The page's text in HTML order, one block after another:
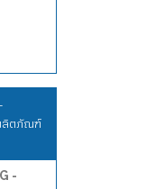
ลิตภัณฑ์
-